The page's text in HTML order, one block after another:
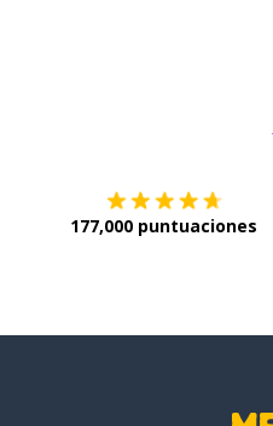
177,000 puntuaciones